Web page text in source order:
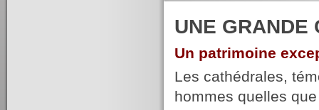
UNE GRANDE
Un patrimoine
Les cathédrales,
hommes quelles